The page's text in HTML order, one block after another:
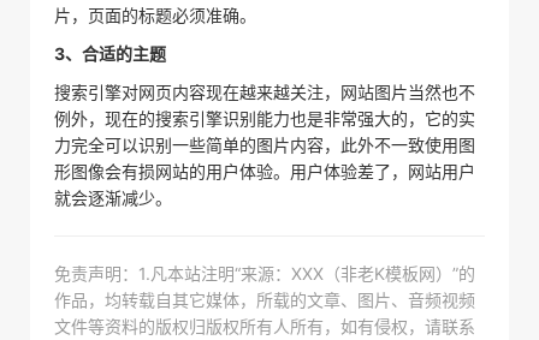
片，页面的标题必须准确。
3、合适的主题
搜索引擎对网页内容现在越来越关注，网站图片当然也不
例外，现在的搜索引擎识别能力也是非常强大的，它的实
力完全可以识别一些简单的图片内容，此外不一致使用图
形图像会有损网站的用户体验。用户体验差了，网站用户
就会逐渐减少。
免责声明：1.凡本站注明“来源：XXX（非老K模板网）”的
作品，均转载自其它媒体，所载的文章、图片、音频视频
文件等资料的版权归版权所有人所有，如有侵权，请联系